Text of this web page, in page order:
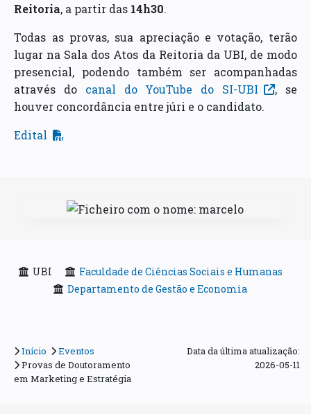
Reitoria, a partir das 14h30.
Todas as provas, sua apreciação e votação, terão
lugar na Sala dos Atos da Reitoria da UBI, de modo
presencial, podendo também ser acompanhadas
através do canal do YouTube do SI-UBI
, se
houver concordância entre júri e o candidato.
Edital
UBI
Faculdade de Ciências Sociais e Humanas
Departamento de Gestão e Economia
Início
Eventos
Provas de Doutoramento
em Marketing e Estratégia
Data da última atualização:
2026-05-11